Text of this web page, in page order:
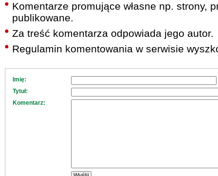
Komentarze promujące własne np. strony,
publikowane.
Za treść komentarza odpowiada jego autor.
Regulamin komentowania w serwisie
Imię:
Tytuł:
Komentarz: